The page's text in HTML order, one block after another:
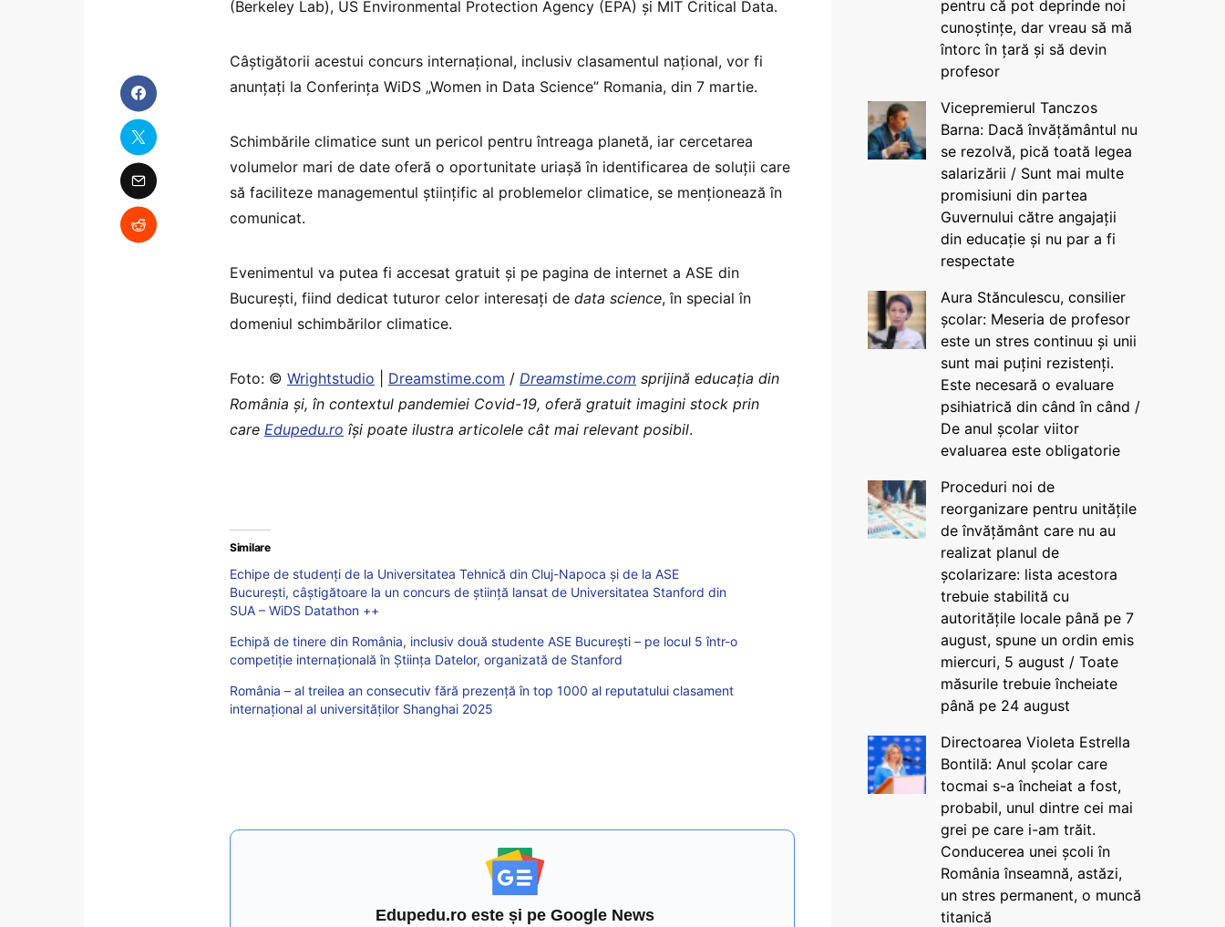
(Berkeley Lab), US Environmental Protection Agency (EPA) şi MIT Critical Data.
Câştigătorii acestui concurs internaţional, inclusiv clasamentul naţional, vor fi
anunţaţi la Conferinţa WiDS „Women in Data Science” Romania, din 7 martie.
Schimbările climatice sunt un pericol pentru întreaga planetă, iar cercetarea
volumelor mari de date oferă o oportunitate uriaşă în identificarea de soluţii care
să faciliteze managementul ştiinţific al problemelor climatice, se menţionează în
comunicat.
Evenimentul va putea fi accesat gratuit şi pe pagina de internet a ASE din
Bucureşti, fiind dedicat tuturor celor interesaţi de data science, în special în
domeniul schimbărilor climatice.
Foto: © Wrightstudio Dreamstime.com / Dreamstime.com sprijină educaţia din
România şi, în contextul pandemiei Covid-19, oferă gratuit imagini stock prin
care Edupedu.ro îşi poate ilustra articolele cât mai relevant posibil.
Similare
Echipe de studenți de la Universitatea Tehnică din Cluj-Napoca și de la ASE
București, câștigătoare la un concurs de știință lansat de Universitatea Stanford din
SUA – WiDS Datathon ++
Echipă de tinere din România, inclusiv două studente ASE București – pe locul 5 într-o
competiție internațională în Știința Datelor, organizată de Stanford
România – al treilea an consecutiv fără prezență în top 1000 al reputatului clasament
internațional al universităților Shanghai 2025
Edupedu.ro este și pe Google News
pentru că pot deprinde noi
cunoștințe, dar vreau să mă
întorc în țară și să devin
profesor
Vicepremierul Tanczos
Barna: Dacă învățământul nu
se rezolvă, pică toată legea
salarizării / Sunt mai multe
promisiuni din partea
Guvernului către angajații
din educație și nu par a fi
respectate
Aura Stănculescu, consilier
școlar: Meseria de profesor
este un stres continuu și unii
sunt mai puțini rezistenți.
Este necesară o evaluare
psihiatrică din când în când /
De anul școlar viitor
evaluarea este obligatorie
Proceduri noi de
reorganizare pentru unitățile
de învățământ care nu au
realizat planul de
școlarizare: lista acestora
trebuie stabilită cu
autoritățile locale până pe 7
august, spune un ordin emis
miercuri, 5 august / Toate
măsurile trebuie încheiate
până pe 24 august
Directoarea Violeta Estrella
Bontilă: Anul școlar care
tocmai s-a încheiat a fost,
probabil, unul dintre cei mai
grei pe care i-am trăit.
Conducerea unei școli în
România înseamnă, astăzi,
un stres permanent, o muncă
titanică